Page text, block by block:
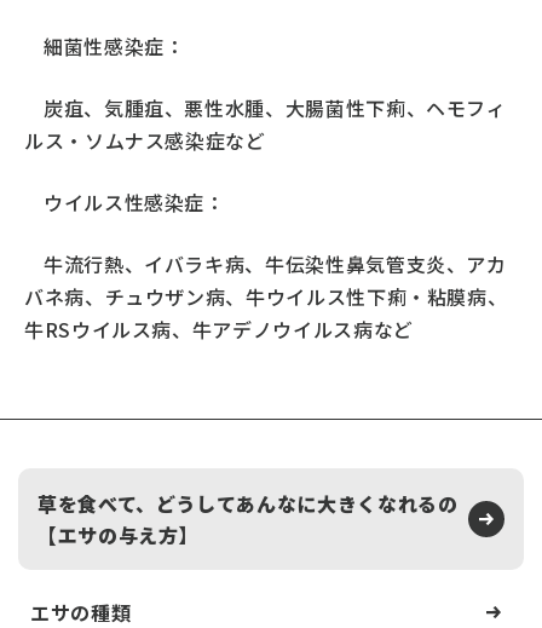
細菌性感染症：
炭疽、気腫疽、悪性水腫、大腸菌性下痢、ヘモフィ
ルス・ソムナス感染症など
ウイルス性感染症：
牛流行熱、イバラキ病、牛伝染性鼻気管支炎、アカ
バネ病、チュウザン病、牛ウイルス性下痢・粘膜病、
牛RSウイルス病、牛アデノウイルス病など
草を食べて、どうしてあんなに大きくなれるの
【エサの与え方】
エサの種類